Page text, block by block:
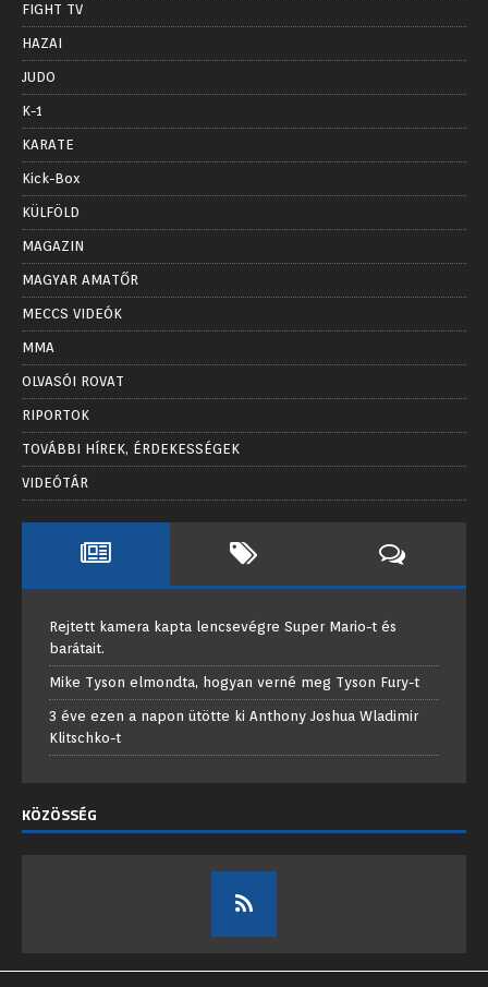
FIGHT TV
HAZAI
JUDO
K-1
KARATE
Kick-Box
KÜLFÖLD
MAGAZIN
MAGYAR AMATŐR
MECCS VIDEÓK
MMA
OLVASÓI ROVAT
RIPORTOK
TOVÁBBI HÍREK, ÉRDEKESSÉGEK
VIDEÓTÁR
Rejtett kamera kapta lencsevégre Super Mario-t és
barátait.
Mike Tyson elmondta, hogyan verné meg Tyson Fury-t
3 éve ezen a napon ütötte ki Anthony Joshua Wladimir
Klitschko-t
KÖZÖSSÉG